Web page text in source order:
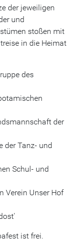
der jeweiligen
und
stoßen mit
in die Heimat
des
der
Tanz- und
Schul- und
Verein Unser Hof
ist frei.